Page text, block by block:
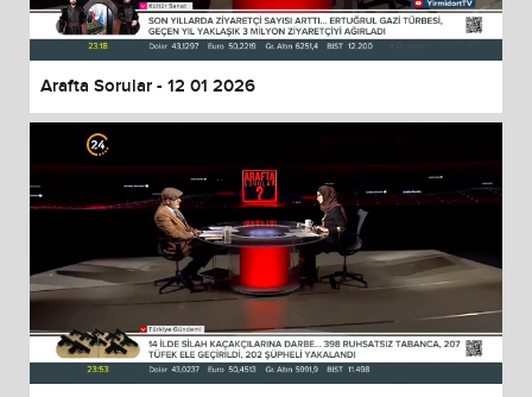
Arafta Sorular - 12 01 2026